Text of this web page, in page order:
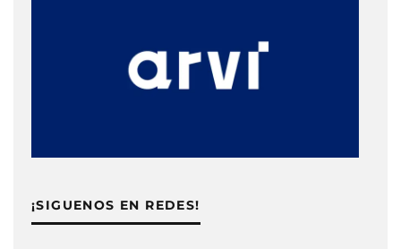
¡SIGUENOS EN REDES!